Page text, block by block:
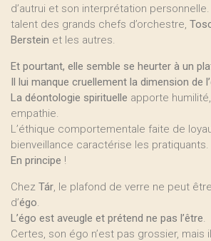
d’autrui et son interprétation
talent des grands chefs d’orchestre,
Berstein et les autres.
Et pourtant, elle semble se heurter à un
Il lui manque cruellement la dimension de
La déontologie spirituelle apporte
empathie.
L’éthique comportementale faite de
bienveillance caractérise les pratiquants.
En principe !
Chez Tár, le plafond de verre ne peut
d’égo.
L’égo est aveugle et prétend ne pas l’être.
Certes, son égo n’est pas grossier, mais